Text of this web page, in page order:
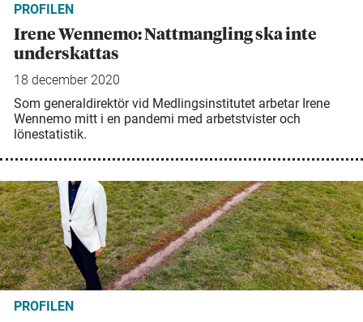
PROFILEN
Irene Wennemo: Nattmangling ska inte
underskattas
18 december 2020
Som generaldirektör vid Medlingsinstitutet arbetar Irene
Wennemo mitt i en pandemi med arbetstvister och
lönestatistik.
PROFILEN